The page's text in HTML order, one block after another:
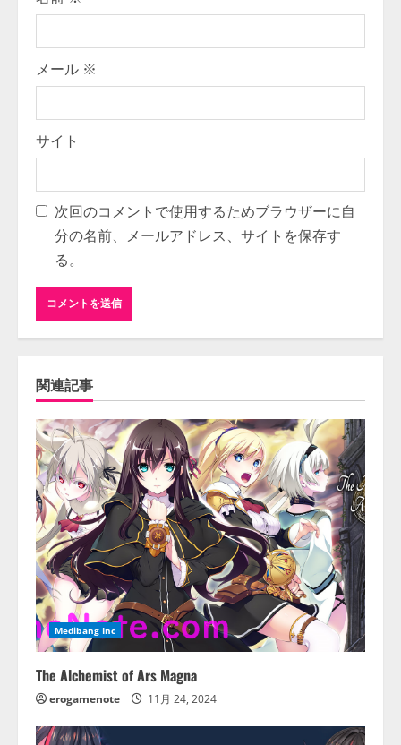
メール ※
サイト
次回のコメントで使用するためブラウザーに自
分の名前、メールアドレス、サイトを保存す
る。
関連記事
Medibang Inc
The Alchemist of Ars Magna
erogamenote 11月 24, 2024